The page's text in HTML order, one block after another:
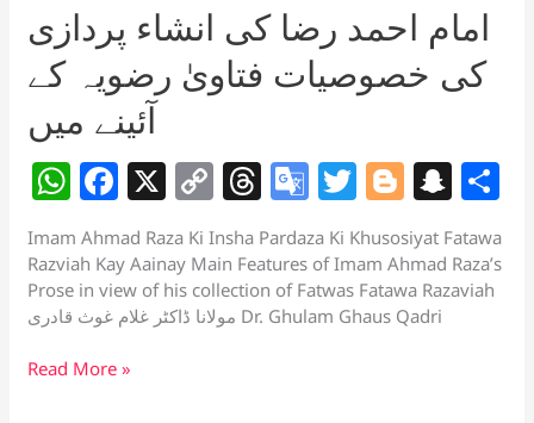
sl
at
انشاء
پردازی
کی
خصوصیات
فتاویٰ
کے
آئینے
میں
امام احمد رضا کی انشاء پردازی
کی خصوصیات فتاویٰ رضویہ کے
آئینے میں
W
h
at
s
A
p
F
a
c
e
b
o
X C
o
p
y
Li
T
h
re
a
d
G
o
o
gl
e
T
w
itt
er
Bl
o
g
g
er
S
n
a
p
Imam Ahmad Raza Ki Insha Pardaza Ki Khusosiyat Fatawa
Razviah Kay Aainay Main Features of Imam Ahmad Raza’s
Prose in view of his collection of Fatwas Fatawa Razaviah
مولانا ڈاکٹر غلام غوث قادری Dr. Ghulam Ghaus Qadri
امام
Read More »